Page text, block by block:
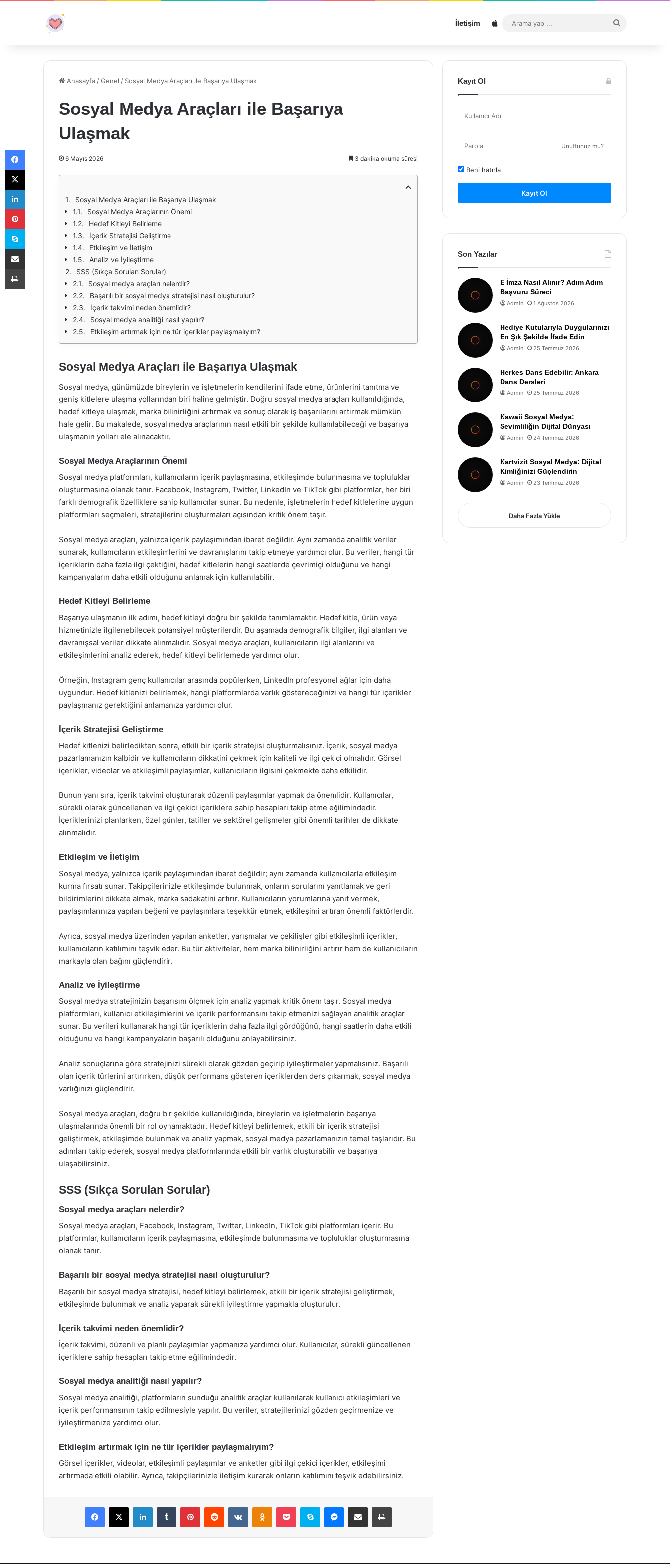
İletişim Sitemap
...
Anasayfa /Genel / Sosyal Medya Araçları ile Başarıya Ulaşmak
Sosyal Medya Araçları ile Başarıya
Ulaşmak
6 Mayıs 2026 3 dakika okuma süresi
Sosyal Medya Araçları ile Başarıya Ulaşmak
Sosyal Medya Araçlarının Önemi
Hedef Kitleyi Belirleme
İçerik Stratejisi Geliştirme
Etkileşim ve İletişim
Analiz ve İyileştirme
SSS (Sıkça Sorulan Sorular)
Sosyal medya araçları nelerdir?
Başarılı bir sosyal medya stratejisi nasıl oluşturulur?
İçerik takvimi neden önemlidir?
Sosyal medya analitiği nasıl yapılır?
Etkileşim artırmak için ne tür içerikler paylaşmalıyım?
Sosyal Medya Araçları ile Başarıya Ulaşmak
Sosyal medya, günümüzde bireylerin ve işletmelerin kendilerini ifade etme, ürünlerini tanıtma ve
geniş kitlelere ulaşma yollarından biri haline gelmiştir. Doğru sosyal medya araçları kullanıldığında,
hedef kitleye ulaşmak, marka bilinirliğini artırmak ve sonuç olarak iş başarılarını artırmak mümkün
hale gelir. Bu makalede, sosyal medya araçlarının nasıl etkili bir şekilde kullanılabileceği ve başarıya
ulaşmanın yolları ele alınacaktır.
Sosyal Medya Araçlarının Önemi
Sosyal medya platformları, kullanıcıların içerik paylaşmasına, etkileşimde bulunmasına ve topluluklar
oluşturmasına olanak tanır. Facebook, Instagram, Twitter, LinkedIn ve TikTok gibi platformlar, her biri
farklı demografik özelliklere sahip kullanıcılar sunar. Bu nedenle, işletmelerin hedef kitlelerine uygun
platformları seçmeleri, stratejilerini oluşturmaları açısından kritik önem taşır.
Sosyal medya araçları, yalnızca içerik paylaşımından ibaret değildir. Aynı zamanda analitik veriler
sunarak, kullanıcıların etkileşimlerini ve davranışlarını takip etmeye yardımcı olur. Bu veriler, hangi tür
içeriklerin daha fazla ilgi çektiğini, hedef kitlelerin hangi saatlerde çevrimiçi olduğunu ve hangi
kampanyaların daha etkili olduğunu anlamak için kullanılabilir.
Hedef Kitleyi Belirleme
Başarıya ulaşmanın ilk adımı, hedef kitleyi doğru bir şekilde tanımlamaktır. Hedef kitle, ürün veya
hizmetinizle ilgilenebilecek potansiyel müşterilerdir. Bu aşamada demografik bilgiler, ilgi alanları ve
davranışsal veriler dikkate alınmalıdır. Sosyal medya araçları, kullanıcıların ilgi alanlarını ve
etkileşimlerini analiz ederek, hedef kitleyi belirlemede yardımcı olur.
Örneğin, Instagram genç kullanıcılar arasında popülerken, LinkedIn profesyonel ağlar için daha
uygundur. Hedef kitlenizi belirlemek, hangi platformlarda varlık göstereceğinizi ve hangi tür içerikler
paylaşmanız gerektiğini anlamanıza yardımcı olur.
İçerik Stratejisi Geliştirme
Hedef kitlenizi belirledikten sonra, etkili bir içerik stratejisi oluşturmalısınız. İçerik, sosyal medya
pazarlamanızın kalbidir ve kullanıcıların dikkatini çekmek için kaliteli ve ilgi çekici olmalıdır. Görsel
içerikler, videolar ve etkileşimli paylaşımlar, kullanıcıların ilgisini çekmekte daha etkilidir.
Bunun yanı sıra, içerik takvimi oluşturarak düzenli paylaşımlar yapmak da önemlidir. Kullanıcılar,
sürekli olarak güncellenen ve ilgi çekici içeriklere sahip hesapları takip etme eğilimindedir.
İçeriklerinizi planlarken, özel günler, tatiller ve sektörel gelişmeler gibi önemli tarihler de dikkate
alınmalıdır.
Etkileşim ve İletişim
Sosyal medya, yalnızca içerik paylaşımından ibaret değildir; aynı zamanda kullanıcılarla etkileşim
kurma fırsatı sunar. Takipçilerinizle etkileşimde bulunmak, onların sorularını yanıtlamak ve geri
bildirimlerini dikkate almak, marka sadakatini artırır. Kullanıcıların yorumlarına yanıt vermek,
paylaşımlarınıza yapılan beğeni ve paylaşımlara teşekkür etmek, etkileşimi artıran önemli faktörlerdir.
Ayrıca, sosyal medya üzerinden yapılan anketler, yarışmalar ve çekilişler gibi etkileşimli içerikler,
kullanıcıların katılımını teşvik eder. Bu tür aktiviteler, hem marka bilinirliğini artırır hem de kullanıcıların
markayla olan bağını güçlendirir.
Analiz ve İyileştirme
Sosyal medya stratejinizin başarısını ölçmek için analiz yapmak kritik önem taşır. Sosyal medya
platformları, kullanıcı etkileşimlerini ve içerik performansını takip etmenizi sağlayan analitik araçlar
sunar. Bu verileri kullanarak hangi tür içeriklerin daha fazla ilgi gördüğünü, hangi saatlerin daha etkili
olduğunu ve hangi kampanyaların başarılı olduğunu anlayabilirsiniz.
Analiz sonuçlarına göre stratejinizi sürekli olarak gözden geçirip iyileştirmeler yapmalısınız. Başarılı
olan içerik türlerini artırırken, düşük performans gösteren içeriklerden ders çıkarmak, sosyal medya
varlığınızı güçlendirir.
Sosyal medya araçları, doğru bir şekilde kullanıldığında, bireylerin ve işletmelerin başarıya
ulaşmalarında önemli bir rol oynamaktadır. Hedef kitleyi belirlemek, etkili bir içerik stratejisi
geliştirmek, etkileşimde bulunmak ve analiz yapmak, sosyal medya pazarlamanızın temel taşlarıdır. Bu
adımları takip ederek, sosyal medya platformlarında etkili bir varlık oluşturabilir ve başarıya
ulaşabilirsiniz.
SSS (Sıkça Sorulan Sorular)
Sosyal medya araçları nelerdir?
Sosyal medya araçları, Facebook, Instagram, Twitter, LinkedIn, TikTok gibi platformları içerir. Bu
platformlar, kullanıcıların içerik paylaşmasına, etkileşimde bulunmasına ve topluluklar oluşturmasına
olanak tanır.
Başarılı bir sosyal medya stratejisi nasıl oluşturulur?
Başarılı bir sosyal medya stratejisi, hedef kitleyi belirlemek, etkili bir içerik stratejisi geliştirmek,
etkileşimde bulunmak ve analiz yaparak sürekli iyileştirme yapmakla oluşturulur.
İçerik takvimi neden önemlidir?
İçerik takvimi, düzenli ve planlı paylaşımlar yapmanıza yardımcı olur. Kullanıcılar, sürekli güncellenen
içeriklere sahip hesapları takip etme eğilimindedir.
Sosyal medya analitiği nasıl yapılır?
Sosyal medya analitiği, platformların sunduğu analitik araçlar kullanılarak kullanıcı etkileşimleri ve
içerik performansının takip edilmesiyle yapılır. Bu veriler, stratejilerinizi gözden geçirmenize ve
iyileştirmenize yardımcı olur.
Etkileşim artırmak için ne tür içerikler paylaşmalıyım?
Görsel içerikler, videolar, etkileşimli paylaşımlar ve anketler gibi ilgi çekici içerikler, etkileşimi
artırmada etkili olabilir. Ayrıca, takipçilerinizle iletişim kurarak onların katılımını teşvik edebilirsiniz.
Facebook
X LinkedInTumblr PinterestReddit VKontakteOdnoklassniki
Pocket Skype Messenger
E-Posta ile paylaş Yazdır
Kayıt Ol
Unuttunuz mu?
Beni hatırla
Kayıt Ol
Son Yazılar
E İmza Nasıl Alınır? Adım Adım
Başvuru Süreci
Admin 1 Ağustos 2026
Hediye Kutularıyla Duygularınızı
En Şık Şekilde İfade Edin
Admin 25 Temmuz 2026
Herkes Dans Edebilir: Ankara
Dans Dersleri
Admin 25 Temmuz 2026
Kawaii Sosyal Medya:
Sevimliliğin Dijital Dünyası
Admin 24 Temmuz 2026
Kartvizit Sosyal Medya: Dijital
Kimliğinizi Güçlendirin
Admin 23 Temmuz 2026
Daha Fazla Yükle
Facebook
X
LinkedIn
Pinterest
Skype
E-Posta ile paylaş